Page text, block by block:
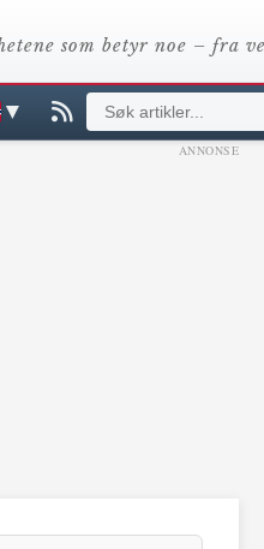
som betyr noe – fra
▼
ANNONSE